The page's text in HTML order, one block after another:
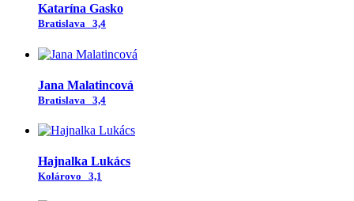
Katarína Gasko
Bratislava 3,4
Jana Malatincová
Bratislava 3,4
Hajnalka Lukács
Kolárovo 3,1